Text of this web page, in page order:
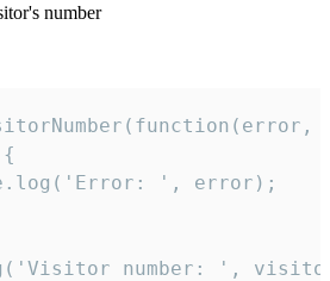
number
', error);
number: ',